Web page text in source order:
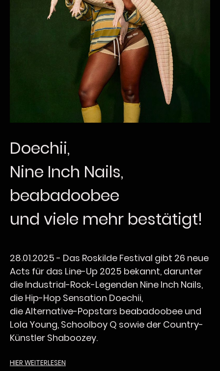
Doechii,
Nine Inch Nails,
beabadoobee
und viele mehr bestätigt!
28.01.2025 - Das Roskilde Festival gibt 26 neue
Acts für das Line-Up 2025 bekannt, darunter
die Industrial-Rock-Legenden Nine Inch Nails,
die Hip-Hop Sensation Doechii,
die Alternative-Popstars beabadoobee und
Lola Young, Schoolboy Q sowie der Country-
Künstler Shaboozey.
HIER WEITERLESEN